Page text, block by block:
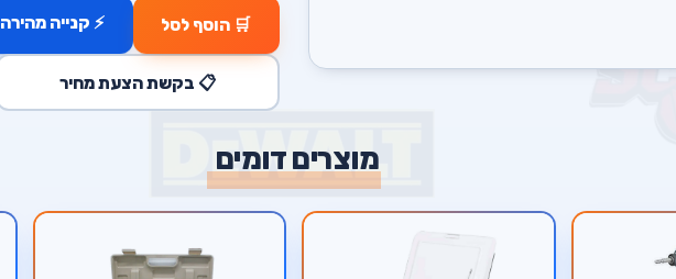
🛒 הוסף לסל ⚡ קנייה מהירה
📋 בקשת הצעת מחיר
מוצרים דומים